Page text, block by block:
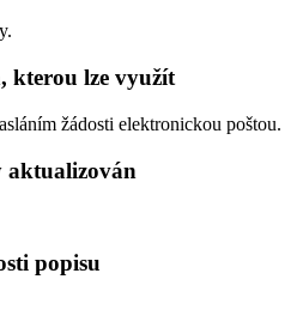
kterou lze využít
žádosti elektronickou poštou.
aktualizován
popisu